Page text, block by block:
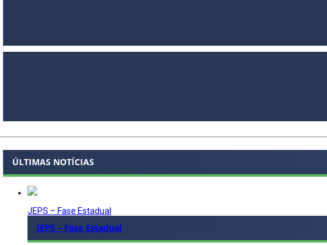
ÚLTIMAS NOTÍCIAS
JEPS – Fase Estadual
JEPS – Fase Estadual